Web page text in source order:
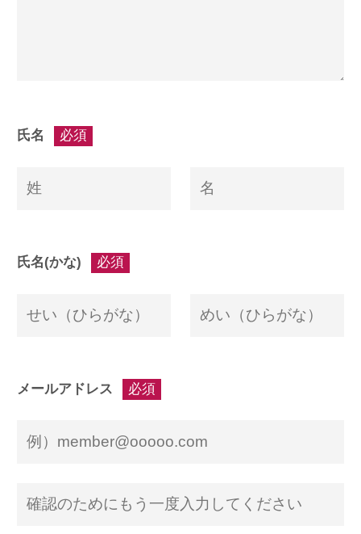
氏名 必須
氏名(かな) 必須
メールアドレス 必須